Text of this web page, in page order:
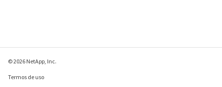
© 2026 NetApp, Inc.
Termos de uso